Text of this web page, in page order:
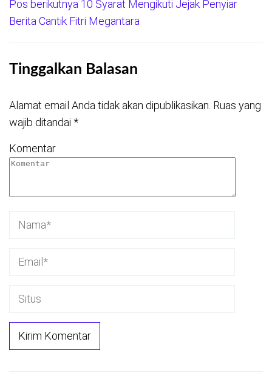
pos
Pos berikutnya 10 Syarat Mengikuti Jejak Penyiar
Berita Cantik Fitri Megantara
Tinggalkan Balasan
Alamat email Anda tidak akan dipublikasikan. Ruas yang
wajib ditandai *
Komentar